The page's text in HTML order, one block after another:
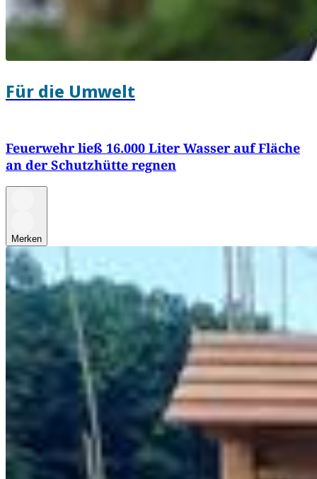
Für die Umwelt
Feuerwehr ließ 16.000 Liter Wasser auf Fläche
an der Schutzhütte regnen
Merken